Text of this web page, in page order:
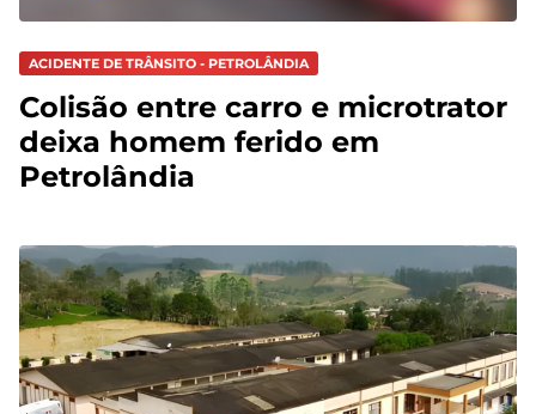
ACIDENTE DE TRÂNSITO - PETROLÂNDIA
Colisão entre carro e microtrator
deixa homem ferido em
Petrolândia